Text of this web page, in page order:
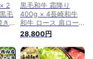
2
毛
霜
す
黒毛和牛 霜降り
400g × 4長崎和牛
和牛 ロース 肩ロー
ス すき焼き用 牛肉
しゃぶしゃぶ用 すき
焼き 肉 ギフト しゃ
ぶしゃぶ 長崎県産
28,800円